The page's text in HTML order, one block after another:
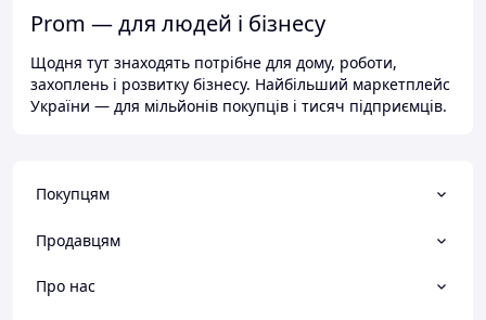
Prom — для людей і бізнесу
Щодня тут знаходять потрібне для дому, роботи,
захоплень і розвитку бізнесу. Найбільший маркетплейс
України — для мільйонів покупців і тисяч підприємців.
Покупцям
Продавцям
Про нас